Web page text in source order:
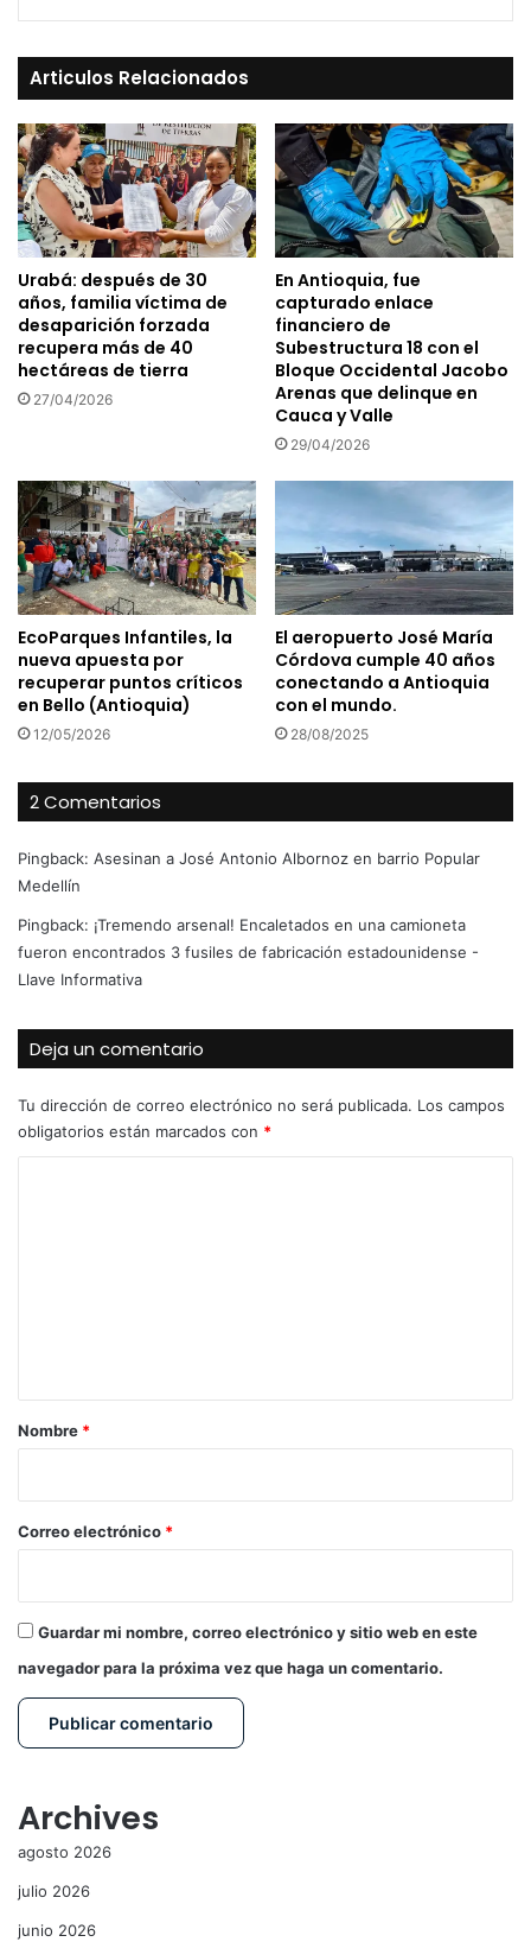
Articulos Relacionados
Urabá: después de 30
años, familia víctima de
desaparición forzada
recupera más de 40
hectáreas de tierra
27/04/2026
En Antioquia, fue
capturado enlace
financiero de
Subestructura 18 con el
Bloque Occidental Jacobo
Arenas que delinque en
Cauca y Valle
29/04/2026
EcoParques Infantiles, la
nueva apuesta por
recuperar puntos críticos
en Bello (Antioquia)
12/05/2026
El aeropuerto José María
Córdova cumple 40 años
conectando a Antioquia
con el mundo.
28/08/2025
2 Comentarios
Pingback: Asesinan a José Antonio Albornoz en barrio Popular
Medellín
Pingback: ¡Tremendo arsenal! Encaletados en una camioneta
fueron encontrados 3 fusiles de fabricación estadounidense -
Llave Informativa
Deja un comentario
Tu dirección de correo electrónico no será publicada. Los campos
obligatorios están marcados con *
r
*
Nombre *
Correo electrónico *
Guardar mi nombre, correo electrónico y sitio web en este
navegador para la próxima vez que haga un comentario.
Archives
agosto 2026
julio 2026
junio 2026